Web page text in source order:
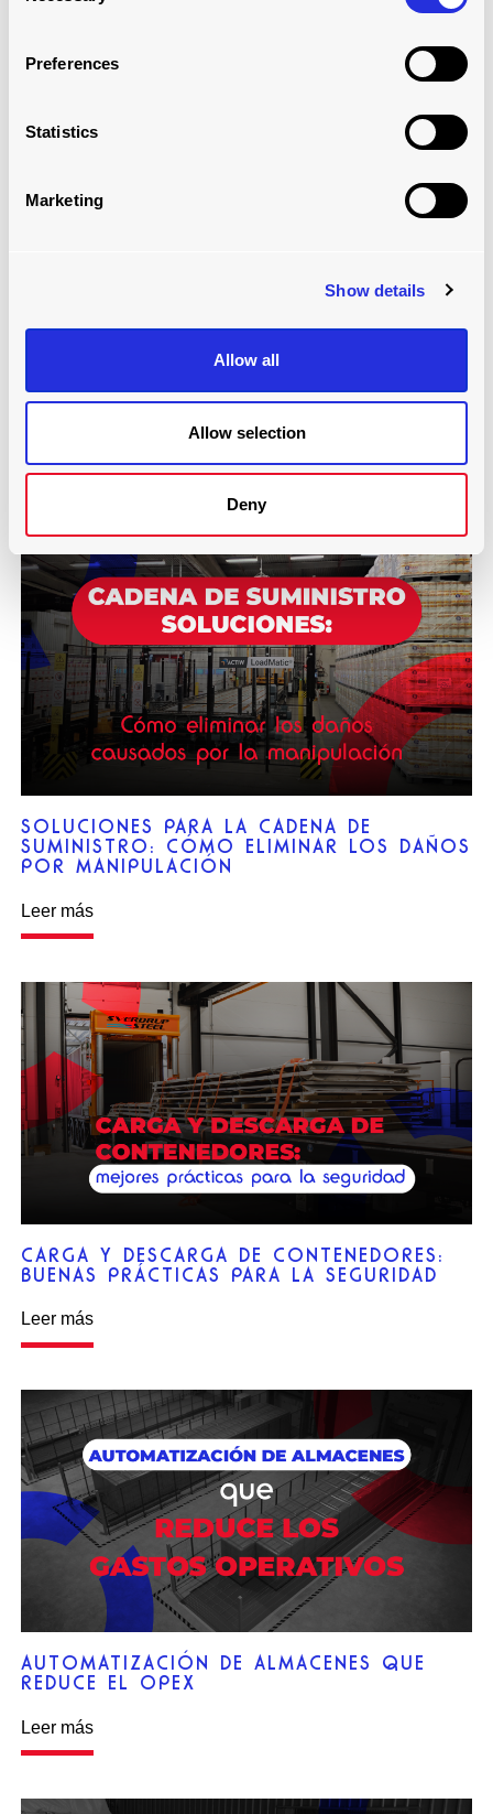
Preferences
Statistics
Marketing
Show details
Allow all
Allow selection
Deny
CUALQUIER CONTRATO
Leer más
REDUZCA LOS COSTES OPERATIVOS CON
AUTOMATIZADO
Leer más
SOLUCIONES PARA LA CADENA DE
SUMINISTRO: CÓMO ELIMINAR LOS DAÑOS
POR MANIPULACIÓN
Leer más
CARGA Y DESCARGA DE CONTENEDORES:
BUENAS PRÁCTICAS PARA LA SEGURIDAD
Leer más
AUTOMATIZACIÓN DE ALMACENES QUE
REDUCE EL OPEX
Leer más